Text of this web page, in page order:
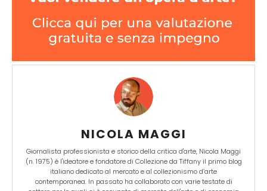
NICOLA MAGGI
Giornalista professionista e storico della critica d'arte, Nicola Maggi
(n. 1975) è l'ideatore e fondatore di Collezione da Tiffany il primo blog
italiano dedicato al mercato e al collezionismo d’arte
contemporanea. In passato ha collaborato con varie testate di